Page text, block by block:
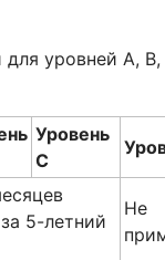
уровней A, B,
Уровень
C
5-летний
Не